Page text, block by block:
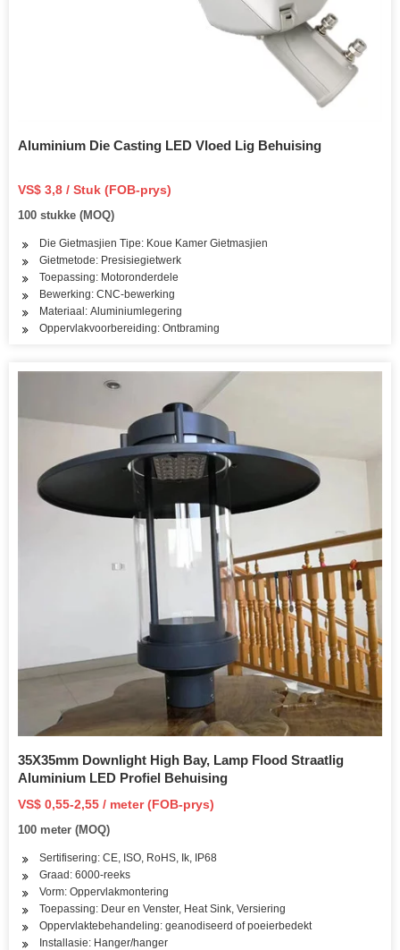
Aluminium Die Casting LED Vloed Lig Behuising
VS$ 3,8 / Stuk (FOB-prys)
100 stukke (MOQ)
Die Gietmasjien Tipe: Koue Kamer Gietmasjien
Gietmetode: Presisiegietwerk
Toepassing: Motoronderdele
Bewerking: CNC-bewerking
Materiaal: Aluminiumlegering
Oppervlakvoorbereiding: Ontbraming
35X35mm Downlight High Bay, Lamp Flood Straatlig
Aluminium LED Profiel Behuising
VS$ 0,55-2,55 / meter (FOB-prys)
100 meter (MOQ)
Sertifisering: CE, ISO, RoHS, Ik, IP68
Graad: 6000-reeks
Vorm: Oppervlakmontering
Toepassing: Deur en Venster, Heat Sink, Versiering
Oppervlaktebehandeling: geanodiseerd of poeierbedekt
Installasie: Hanger/hanger